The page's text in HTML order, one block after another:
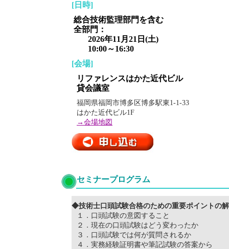
[日時]
総合技術監理部門を含む
全部門：
2026年11月21日(土)
10:00～16:30
[会場]
リファレンスはかた近代ビル
貸会議室
福岡県福岡市博多区博多駅東1-1-33
はかた近代ビル1F
→会場地図
セミナープログラム
◆技術士口頭試験合格のための重要ポイントの
１．口頭試験の意図すること
２．現在の口頭試験はどう変わったか
３．口頭試験では何が質問されるか
４．実務経験証明書や筆記試験の答案から